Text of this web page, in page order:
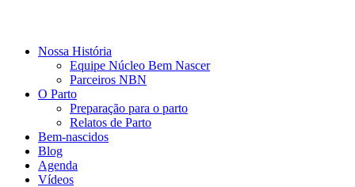
Nossa História
Equipe Núcleo Bem Nascer
Parceiros NBN
O Parto
Preparação para o parto
Relatos de Parto
Bem-nascidos
Blog
Agenda
Vídeos